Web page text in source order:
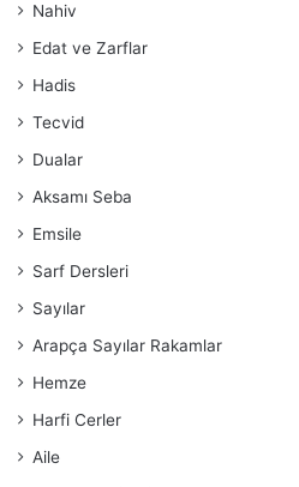
Nahiv
Edat ve Zarflar
Hadis
Tecvid
Dualar
Aksamı Seba
Emsile
Sarf Dersleri
Sayılar
Arapça Sayılar Rakamlar
Hemze
Harfi Cerler
Aile